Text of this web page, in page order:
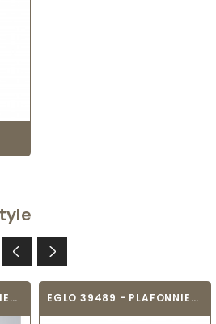
EGLO 96663 - PLAFONNIER CONNECTÉ -... EGLO 39489 - PLAFONNIER MODERNE -...